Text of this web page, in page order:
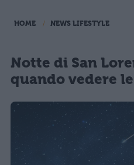
HOME NEWS LIFESTYLE
Notte di San
quando vedere